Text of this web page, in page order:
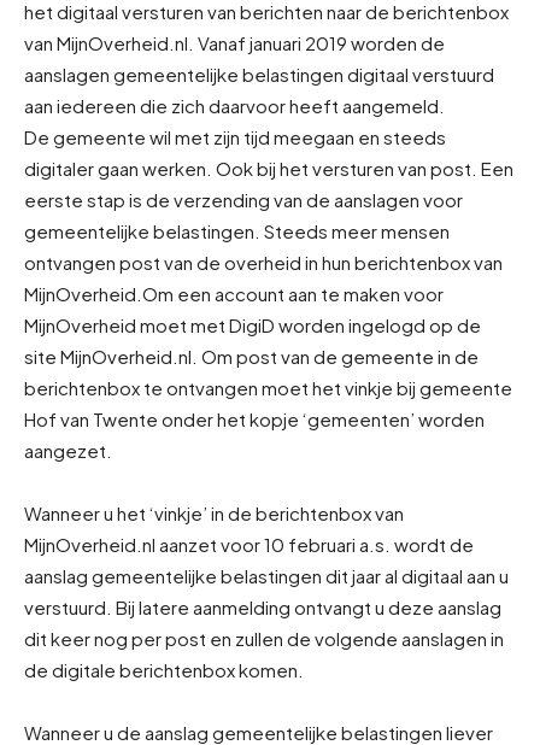
het digitaal versturen van berichten naar de berichtenbox
van MijnOverheid.nl. Vanaf januari 2019 worden de
aanslagen gemeentelijke belastingen digitaal verstuurd
aan iedereen die zich daarvoor heeft aangemeld.
De gemeente wil met zijn tijd meegaan en steeds
digitaler gaan werken. Ook bij het versturen van post. Een
eerste stap is de verzending van de aanslagen voor
gemeentelijke belastingen. Steeds meer mensen
ontvangen post van de overheid in hun berichtenbox van
MijnOverheid. Om een account aan te maken voor
MijnOverheid moet met DigiD worden ingelogd op de
site MijnOverheid.nl. Om post van de gemeente in de
berichtenbox te ontvangen moet het vinkje bij gemeente
Hof van Twente onder het kopje ‘gemeenten’ worden
aangezet.
Wanneer u het ‘vinkje’ in de berichtenbox van
MijnOverheid.nl aanzet voor 10 februari a.s. wordt de
aanslag gemeentelijke belastingen dit jaar al digitaal aan u
verstuurd. Bij latere aanmelding ontvangt u deze aanslag
dit keer nog per post en zullen de volgende aanslagen in
de digitale berichtenbox komen.
Wanneer u de aanslag gemeentelijke belastingen liever